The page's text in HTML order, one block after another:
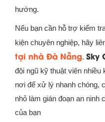
hướng.
Nếu bạn cần hỗ trợ kiểm
kiện chuyên nghiệp, hãy
tại nhà Đà Nẵng. Sky
đội ngũ kỹ thuật viên nhiều
nơi để xử lý nhanh chóng,
nhỏ làm gián đoạn an ninh
của bạn